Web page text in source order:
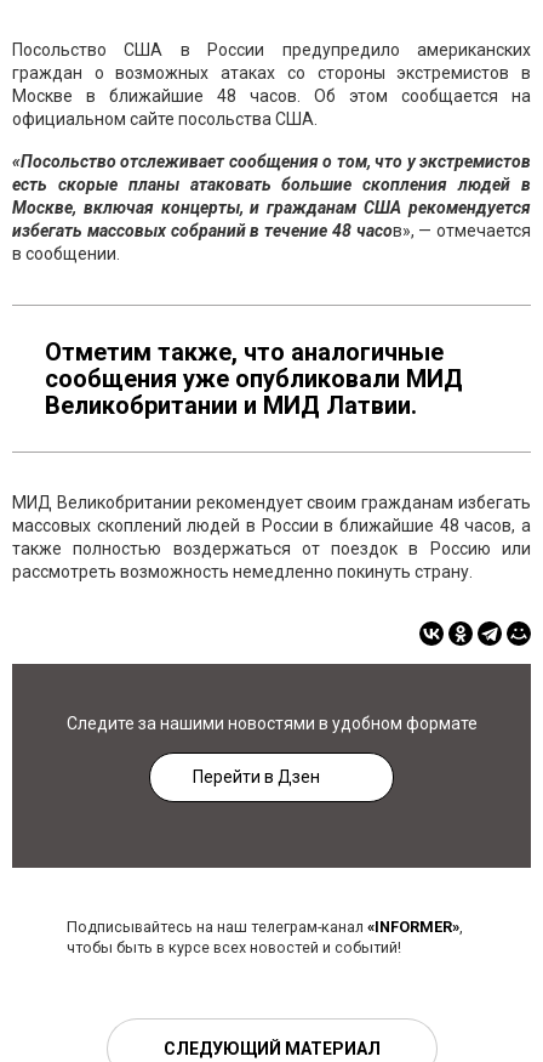
Посольство США в России предупредило американских
граждан о возможных атаках со стороны экстремистов в
Москве в ближайшие 48 часов. Об этом сообщается на
официальном сайте посольства США.
«Посольство отслеживает сообщения о том, что у экстремистов
есть скорые планы атаковать большие скопления людей в
Москве, включая концерты, и гражданам США рекомендуется
избегать массовых собраний в течение 48 часов», — отмечается
в сообщении.
Отметим также, что аналогичные
сообщения уже опубликовали МИД
Великобритании и МИД Латвии.
МИД Великобритании рекомендует своим гражданам избегать
массовых скоплений людей в России в ближайшие 48 часов, а
также полностью воздержаться от поездок в Россию или
рассмотреть возможность немедленно покинуть страну.
Следите за нашими новостями в удобном формате
Перейти в Дзен
Подписывайтесь на наш телеграм-канал «INFORMER»,
чтобы быть в курсе всех новостей и событий!
СЛЕДУЮЩИЙ МАТЕРИАЛ